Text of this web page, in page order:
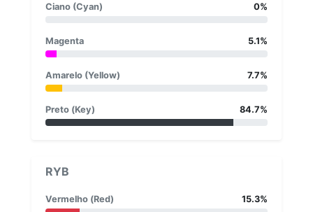
Ciano (Cyan) 0%
Magenta 5.1%
Amarelo (Yellow) 7.7%
Preto (Key) 84.7%
RYB
Vermelho (Red) 15.3%